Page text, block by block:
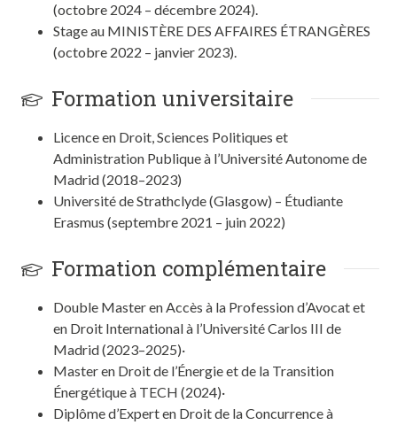
(octobre 2024 – décembre 2024).
Stage au MINISTÈRE DES AFFAIRES ÉTRANGÈRES
(octobre 2022 – janvier 2023).
Formation universitaire
Licence en Droit, Sciences Politiques et
Administration Publique à l’Université Autonome de
Madrid (2018–2023)
Université de Strathclyde (Glasgow) – Étudiante
Erasmus (septembre 2021 – juin 2022)
Formation complémentaire
Double Master en Accès à la Profession d’Avocat et
en Droit International à l’Université Carlos III de
Madrid (2023–2025)·
Master en Droit de l’Énergie et de la Transition
Énergétique à TECH (2024)·
Diplôme d’Expert en Droit de la Concurrence à